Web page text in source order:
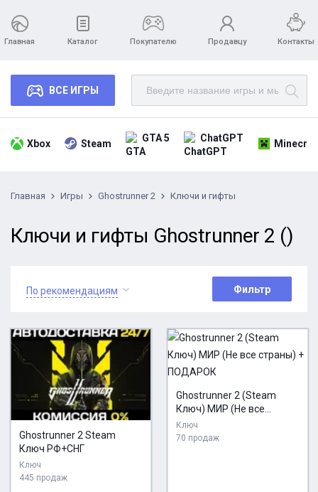
Главная Каталог Покупателю Продавцу Контакты
ВСЕ ИГРЫ
Xbox Steam GTA 5 ChatGPT
Главная Игры Ghostrunner 2 Ключи и гифты
Ключи и гифты Ghostrunner 2 ()
По рекомендациям Фильтр
Ghostrunner 2 Steam
Ключ РФ+СНГ
Ключ
445 продаж
Ghostrunner 2 (Steam
Ключ) МИР (Не все
страны) + ПОДАРОК
Ключ
70 продаж